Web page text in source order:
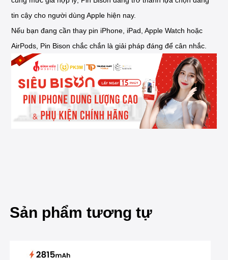
tin cậy cho người dùng Apple hiện nay.
Nếu bạn đang cần thay pin iPhone, iPad, Apple Watch hoặc
AirPods, Pin Bison chắc chắn là giải pháp đáng để cân nhắc.
Sản phẩm tương tự